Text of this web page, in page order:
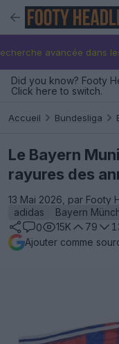
avancée dans
Did you know? Footy
Click here to switch.
Accueil Bundesliga
Le Bayern
rayures des
13 Mai 2026, par Footy
adidas
Bayern
0
15K 79
Ajouter comme